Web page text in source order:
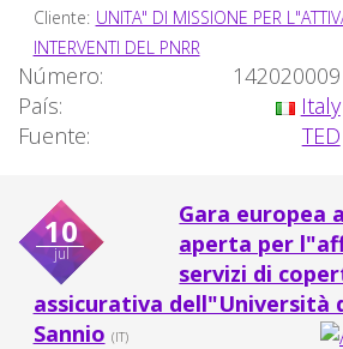
Cliente: UNITA" DI MISSIONE PER
INTERVENTI DEL PNRR
Número:
142020009
País:
Italy
Fuente:
TED
10
jul
Gara europea
aperta per
servizi di
assicurativa dell"Università
Sannio (IT)